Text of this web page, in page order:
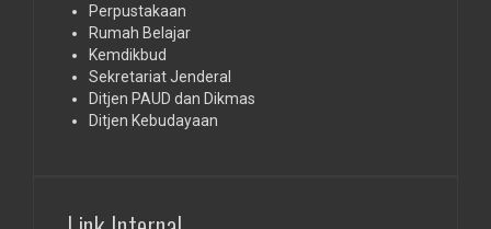
Perpustakaan
Rumah Belajar
Kemdikbud
Sekretariat Jenderal
Ditjen PAUD dan Dikmas
Ditjen Kebudayaan